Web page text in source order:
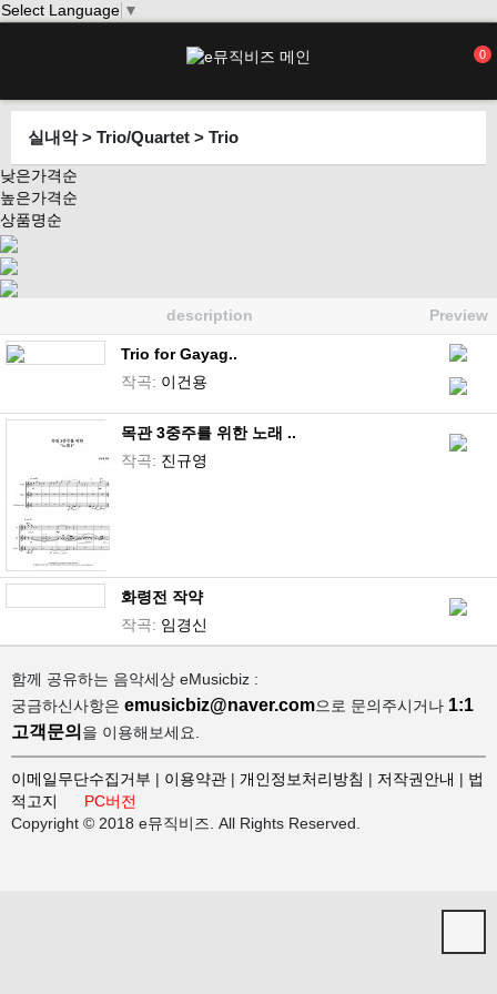
Select Language ▼
0
실내악 > Trio/Quartet > Trio
낮은가격순
높은가격순
상품명순
description Preview
Trio for Gayag..
작곡: 이건용
목관 3중주를 위한 노래 ..
작곡: 진규영
화령전 작약
작곡: 임경신
함께 공유하는 음악세상 eMusicbiz :
궁금하신사항은 emusicbiz@naver.com으로 문의주시거나 1:1
고객문의 을 이용해보세요.
이메일무단수집거부 이용약관 개인정보처리방침 저작권안내
법
적고지
PC버전
Copyright © 2018 e뮤직비즈. All Rights Reserved.